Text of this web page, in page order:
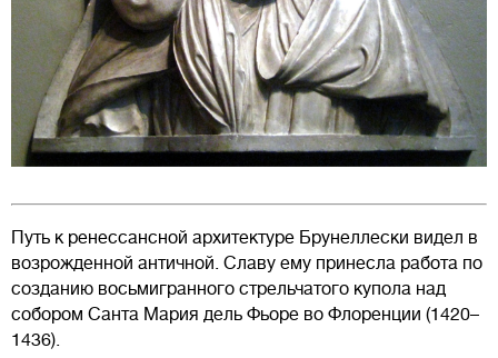
Путь к ренессансной архитектуре Брунеллески видел в
возрожденной античной. Славу ему принесла работа по
созданию восьмигранного стрельчатого купола над
собором Санта Мария дель Фьоре во Флоренции (1420–
1436).